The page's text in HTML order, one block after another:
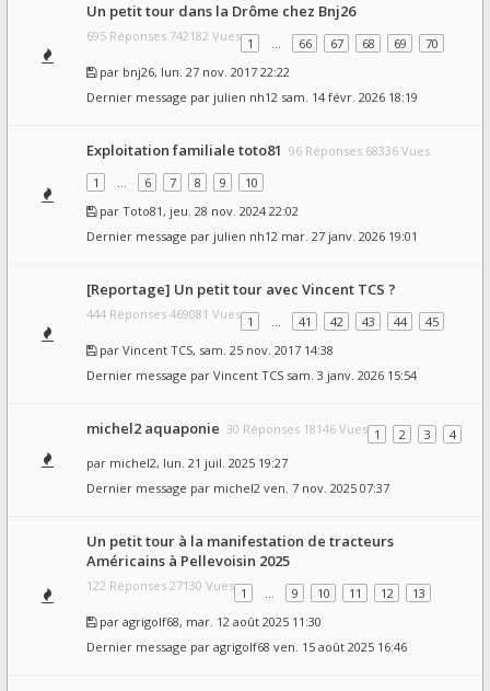
Un petit tour dans la Drôme chez Bnj26
695 Réponses 742182 Vues 1 … 66 67 68 69
70
par bnj26, lun. 27 nov. 2017 22:22
Dernier message par julien nh12 sam. 14 févr. 2026 18:19
Exploitation familiale toto81 96 Réponses 68336 Vues
1
… 6 7 8 9
10
par Toto81, jeu. 28 nov. 2024 22:02
Dernier message par julien nh12 mar. 27 janv. 2026 19:01
[Reportage] Un petit tour avec Vincent TCS ?
444 Réponses 469081 Vues 1 … 41 42 43 44
45
par Vincent TCS, sam. 25 nov. 2017 14:38
Dernier message par Vincent TCS sam. 3 janv. 2026 15:54
michel2 aquaponie 30 Réponses 18146 Vues 1 2 3
4
par michel2, lun. 21 juil. 2025 19:27
Dernier message par michel2 ven. 7 nov. 2025 07:37
Un petit tour à la manifestation de tracteurs
Américains à Pellevoisin 2025
122 Réponses 27130 Vues 1 … 9 10 11 12
13
par agrigolf68, mar. 12 août 2025 11:30
Dernier message par agrigolf68 ven. 15 août 2025 16:46